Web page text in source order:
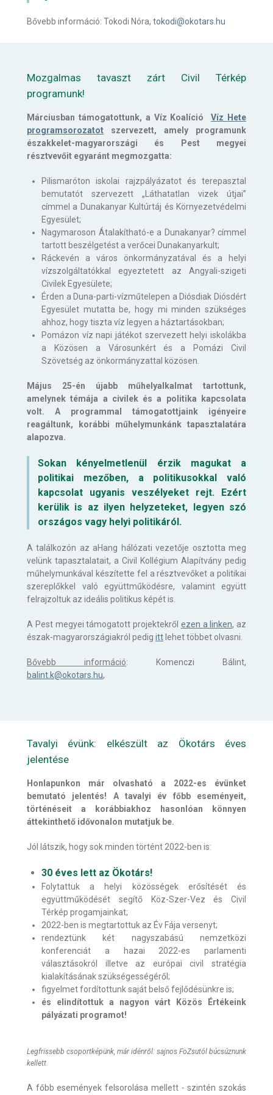
Bővebb információ: Tokodi Nóra, tokodi@okotars.hu
Mozgalmas tavaszt zárt Civil Térkép
programunk!
Márciusban támogatottunk, a Víz KoalícióVíz Hete
programsorozatot szervezett, amely programunk
északkelet-magyarországi és Pest megyei
résztvevőit egyaránt megmozgatta:
Pilismaróton iskolai rajzpályázatot és terepasztal
bemutatót szervezett „Láthatatlan vizek útjai”
címmel a Dunakanyar Kultúrtáj és Környezetvédelmi
Egyesület;
Nagymaroson Átalakítható-e a Dunakanyar? címmel
tartott beszélgetést a verőcei Dunakanyarkult;
Ráckevén a város önkormányzatával és a helyi
vízszolgáltatókkal egyeztetett az Angyali-szigeti
Civilek Egyesülete;
Érden a Duna-parti-vízműtelepen a Diósdiak Diósdért
Egyesület mutatta be, hogy mi minden szükséges
ahhoz, hogy tiszta víz legyen a háztartásokban;
Pomázon víz napi játékot szervezett helyi iskolákba
a Közösen a Városunkért és a Pomázi Civil
Szövetség az önkormányzattal közösen.
Május 25-én újabb műhelyalkalmat tartottunk,
amelynek témája a civilek és a politika kapcsolata
volt. A programmal támogatottjaink igényeire
reagáltunk, korábbi műhelymunkánk tapasztalatára
alapozva.
Sokan kényelmetlenül érzik magukat a
politikai mezőben, a politikusokkal való
kapcsolat ugyanis veszélyeket rejt. Ezért
kerülik is az ilyen helyzeteket, legyen szó
országos vagy helyi politikáról.
A találkozón az aHang hálózati vezetője osztotta meg
velünk tapasztalatait, a Civil Kollégium Alapítvány pedig
műhelymunkával készítette fel a résztvevőket a politikai
szereplőkkel való együttműködésre, valamint együtt
felrajzoltuk az ideális politikus képét is.
A Pest megyei támogatott projektekről ezen a linken, az
észak-magyarországiakról pedig itt lehet többet olvasni.
Bővebb információ: Komenczi Bálint,
balint.k@okotars.hu,
Tavalyi évünk: elkészült az Ökotárs éves
jelentése
Honlapunkon már olvasható a 2022-es évünket
bemutató jelentés!
A tavalyi év főbb eseményeit,
történéseit a korábbiakhoz hasonlóan könnyen
áttekinthető idővonalon mutatjuk be.
Jól látszik, hogy sok minden történt 2022-ben is:
30 éves lett az Ökotárs!
Folytattuk a helyi közösségek erősítését és
együttműködését segítő Köz-Szer-Vez és Civil
Térkép progamjainkat;
2022-ben is megtartottuk az Év Fája versenyt;
rendeztünk két nagyszabású nemzetközi
konferenciát a hazai 2022-es parlamenti
választásokról illetve az európai civil stratégia
kialakításának szükségességéről;
figyelmet fordítottunk saját belső fejlődésünkre is;
és elindítottuk a nagyon várt Közös Értékeink
pályázati programot!
Legfrissebb csoportképünk, már idénről: sajnos FoZsutól búcsúznunk
kellett.
A főbb események felsorolása mellett - szintén szokás